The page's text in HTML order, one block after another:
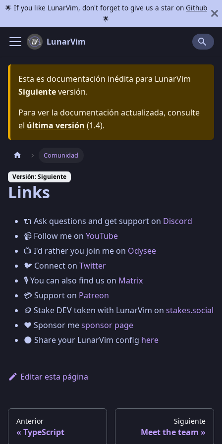
🌟 If you like LunarVim, don't forget to give us a star on Github
🌟
LunarVim
Esta es documentación inédita para LunarVim
Siguienteversión.
Para ver la documentación actualizada, consulte
el última versión (1.4).
Comunidad
Versión: Siguiente
Links
🔌 Ask questions and get support on Discord
📹 Follow me on YouTube
📺 I'd rather you join me on Odysee
🐦 Connect on Twitter
🎙️ You can also find us on Matrix
💳 Support on Patreon
🪙 Stake DEV token with LunarVim on stakes.social
❤️ Sponsor mesponsor page
🌑 Share your LunarVim config here
Editar esta página
Anterior
TypeScript
Siguiente
Meet the team